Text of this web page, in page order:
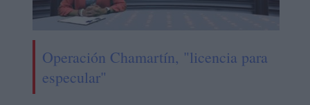
Operación Chamartín, "licencia para
especular"